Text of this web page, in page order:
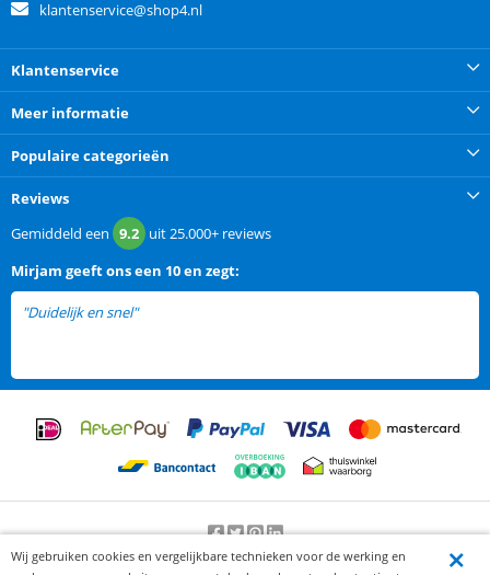
klantenservice@shop4.nl
Klantenservice
Meer informatie
Populaire categorieën
Reviews
Gemiddeld een 9.2 uit25.000+ reviews
Mirjam geeft ons een 10 en zegt:
"Duidelijk en snel"
Beoordeling door klanten:9.2/10-25000beoordelingen
Wij gebruiken cookies en vergelijkbare technieken voor de werking en